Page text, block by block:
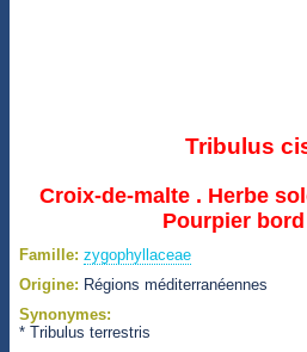
Tribulus
Croix-de-malte . Herbe
Pourpier
Famille: zygophyllaceae
Origine: Régions méditerranéennes
Synonymes:
* Tribulus terrestris